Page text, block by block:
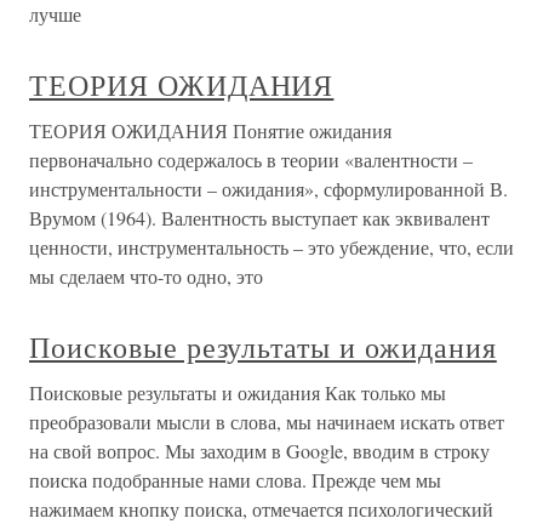
лучше
ТЕОРИЯ ОЖИДАНИЯ
ТЕОРИЯ ОЖИДАНИЯ Понятие ожидания
первоначально содержалось в теории «валентности –
инструментальности – ожидания», сформулированной В.
Врумом (1964). Валентность выступает как эквивалент
ценности, инструментальность – это убеждение, что, если
мы сделаем что-то одно, это
Поисковые результаты и ожидания
Поисковые результаты и ожидания Как только мы
преобразовали мысли в слова, мы начинаем искать ответ
на свой вопрос. Мы заходим в Google, вводим в строку
поиска подобранные нами слова. Прежде чем мы
нажимаем кнопку поиска, отмечается психологический